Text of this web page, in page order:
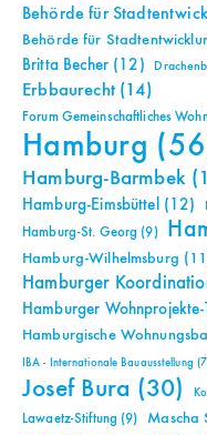
Behörde für
Behörde für
Britta Becher(12)
Erbbaurecht(14)
Forum Gemeinschaftliches
Hamburg
Hamburg-Barmbek
Hamburg-Eimsbüttel (12)
Hamburg-St. Georg (9)
Hamburg-Wilhelmsburg
Hamburger
Hamburger Wohnprojekte-
Hamburgische
IBA - Internationale Bauausstellung
Josef Bura (30)
Lawaetz-Stiftung (9) Mascha